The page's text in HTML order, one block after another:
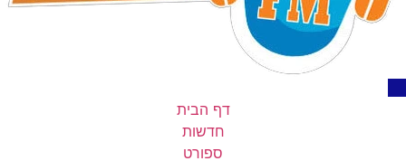
דף הבית
חדשות
ספורט